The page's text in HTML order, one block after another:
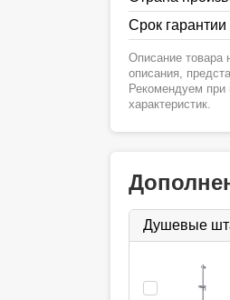
Срок гарантии
Описание товара
описания,
Рекомендуем при
характеристик.
Душевые